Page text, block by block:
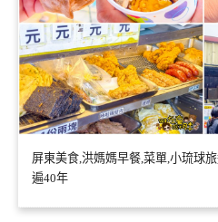
屏東美食,洪媽媽早餐,菜單,小琉球
遍40年